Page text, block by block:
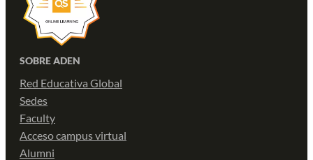
SOBRE ADEN
Red Educativa Global
Sedes
Faculty
Acceso campus virtual
Alumni